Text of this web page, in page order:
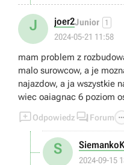
J joer2Junior 1
2024-05-21 11:58
mam problem z
malo surowcow, a je
najazdow, a ja wszystkie
wiec oaiagnac 6 poziom
Odpowiedz  Forum 
S
2024-09-15